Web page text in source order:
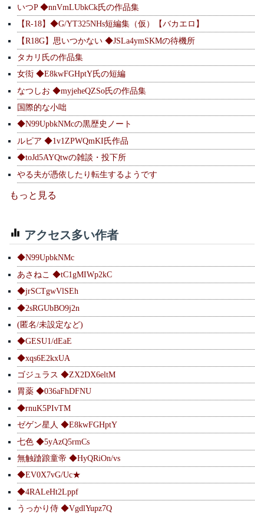
いつP ◆nnVmLUbkCk氏の作品集
【R-18】◆G/YT325NHs短編集（仮）【バカエロ】
【R18G】思いつかない ◆JSLa4ymSKMの待機所
タカリ氏の作品集
女衒 ◆E8kwFGHptY氏の短編
なつしお ◆myjeheQZSo氏の作品集
国際的な小咄
◆N99UpbkNMcの黒歴史ノート
ルピア ◆1v1ZPWQmKI氏作品
◆toJd5AYQtwの雑談・投下所
やる夫が憑依したり転生するようです
もっと見る
アクセス多い作者
◆N99UpbkNMc
あさねこ ◆tC1gMIWp2kC
◆jrSCTgwVlSEh
◆2sRGUbBO9j2n
(匿名/未設定など)
◆GESU1/dEaE
◆xqs6E2kxUA
ゴジュラス ◆ZX2DX6eltM
胃薬 ◆036aFhDFNU
◆rnuK5PIvTM
ゼゲン星人 ◆E8kwFGHptY
七色 ◆5yAzQ5rmCs
無触蹌踉童帝 ◆HyQRiOn/vs
◆EV0X7vG/Uc★
◆4RALeHt2Lppf
うっかり侍 ◆VgdlYupz7Q